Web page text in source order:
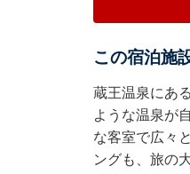
この宿泊施
蔵王温泉にあ
ような温泉が
な客室で広々
ングも、旅の